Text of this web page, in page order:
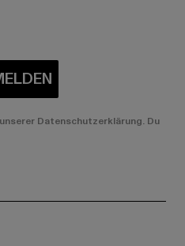
Datenschutzerklärung. Du